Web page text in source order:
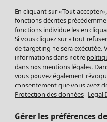
Leggings et collants
Accessoires
Chaussures
Vêtements de bain
Basics
Soldes Mobilier
Bonnes affaires déco
Décoration
Textiles
Tapis
Éponge
En cliquant sur «Tout
fonctions décrites
fonctions individuelles en
Si vous cliquez sur «Tout
de targeting ne sera exécutée.
informations dans notre
dans nos mentions légales.
vous pouvez également
consentement que vous avez
Protection des données Legal
Gérer les préférences